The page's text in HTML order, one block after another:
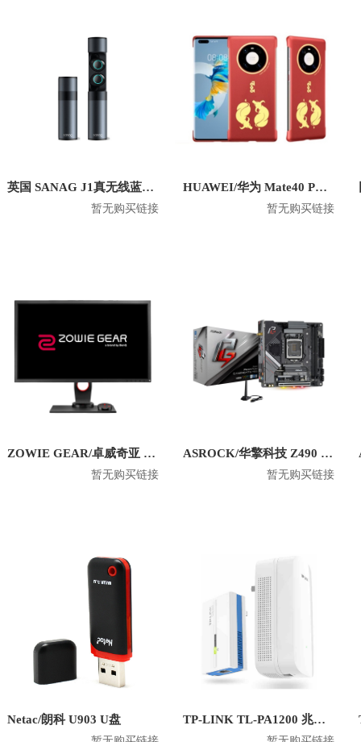
英国 SANAG J1真无线蓝牙耳机
暂无购买链接
HUAWEI/华为 Mate40 PU手机壳
暂无购买链接
ZOWIE GEAR/卓威奇亚 XL2430 24英寸1080P电竞显示器
暂无购买链接
ASROCK/华擎科技 Z490 Phantom Gaming-ITX/TB3 幻影电竞 主板
暂无购买链接
Netac/朗科 U903 U盘 TP-LINK TL-PA1200 兆电力猫无线有线双频路由器